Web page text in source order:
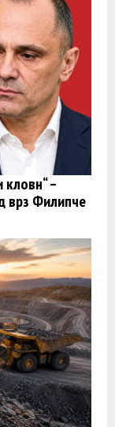
–
врз Филипче